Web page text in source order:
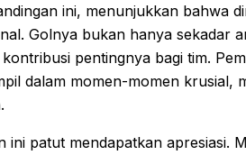
ini, menunjukkan bahwa
Golnya bukan hanya sekadar
pentingnya bagi tim.
dalam momen-momen krusial,
patut mendapatkan apresiasi.